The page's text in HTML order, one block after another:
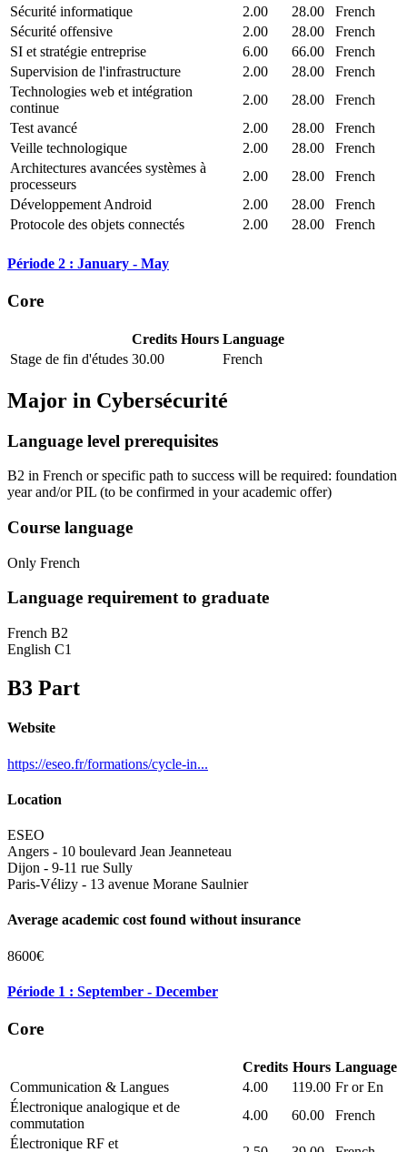
Sécurité informatique
2.00 28.00
French
Sécurité offensive
2.00 28.00
French
SI et stratégie entreprise
6.00 66.00
French
Supervision de l'infrastructure
2.00 28.00
French
Technologies web et intégration
continue
2.00 28.00
French
Test avancé
2.00 28.00
French
Veille technologique
2.00 28.00
French
Architectures avancées systèmes à
processeurs
2.00 28.00
French
Développement Android
2.00 28.00
French
Protocole des objets connectés
2.00 28.00 French
Période 2 : January - May
Core
Credits Hours Language
Stage de fin d'études 30.00 French
Major in Cybersécurité
Language level prerequisites
B2 in French or specific path to success will be required: foundation
year and/or PIL (to be confirmed in your academic offer)
Course language
Only French
Language requirement to graduate
French B2
English C1
B3 Part
Website
https://eseo.fr/formations/cycle-in...
Location
ESEO
Angers - 10 boulevard Jean Jeanneteau
Dijon - 9-11 rue Sully
Paris-Vélizy - 13 avenue Morane Saulnier
Average academic cost found without insurance
8600€
Période 1 : September - December
Core
Credits Hours Language
Communication & Langues
4.00 119.00 Fr or En
Électronique analogique et de
commutation
4.00 60.00
French
Électronique RF et